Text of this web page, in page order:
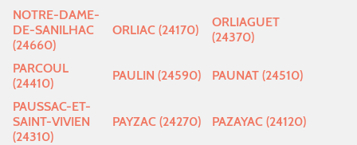
NOTRE-DAME-
DE-SANILHAC
(24660)
ORLIAC (24170)
ORLIAGUET
(24370)
PARCOUL
(24410)
PAULIN (24590) PAUNAT (24510)
PAUSSAC-ET-
SAINT-VIVIEN
(24310)
PAYZAC (24270) PAZAYAC (24120)